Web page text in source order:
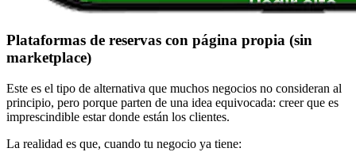
Plataformas de reservas con página propia (sin
marketplace)
Este es el tipo de alternativa que muchos negocios no consideran al
principio, pero porque parten de una idea equivocada: creer que es
imprescindible estar donde están los clientes.
La realidad es que, cuando tu negocio ya tiene: